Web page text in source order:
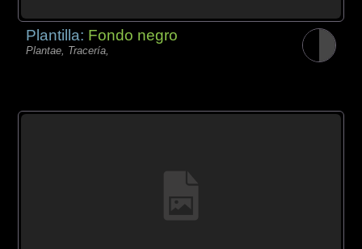
Plantilla: Fondo negro
Plantae, Tracería,